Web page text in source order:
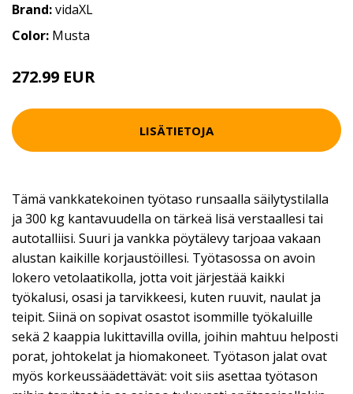
Brand:vidaXL
Color: Musta
272.99 EUR
LISÄTIETOJA
Tämä vankkatekoinen työtaso runsaalla säilytystilalla
ja 300 kg kantavuudella on tärkeä lisä verstaallesi tai
autotalliisi. Suuri ja vankka pöytälevy tarjoaa vakaan
alustan kaikille korjaustöillesi. Työtasossa on avoin
lokero vetolaatikolla, jotta voit järjestää kaikki
työkalusi, osasi ja tarvikkeesi, kuten ruuvit, naulat ja
teipit. Siinä on sopivat osastot isommille työkaluille
sekä 2 kaappia lukittavilla ovilla, joihin mahtuu helposti
porat, johtokelat ja hiomakoneet. Työtason jalat ovat
myös korkeussäädettävät: voit siis asettaa työtason